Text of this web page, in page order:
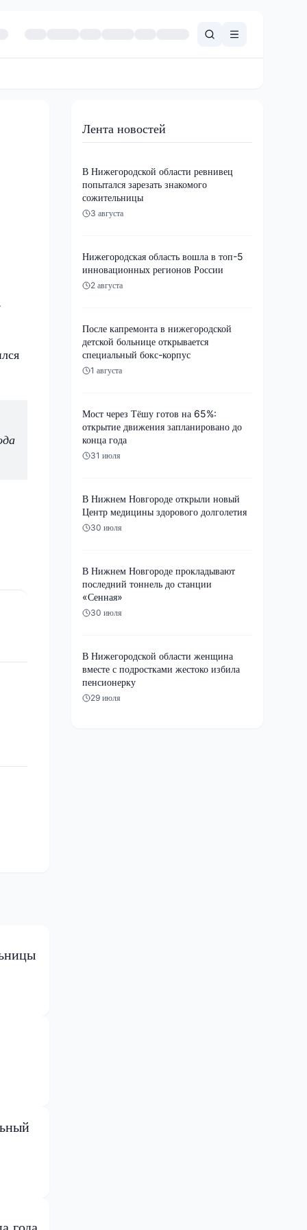
Лента новостей
В Нижегородской области ревнивец
попытался зарезать знакомого
сожительницы
3 августа
Нижегородская область вошла в топ-5
инновационных регионов России
2 августа
После капремонта в нижегородской
детской больнице открывается
специальный бокс-корпус
1 августа
Мост через Тёшу готов на 65%:
открытие движения запланировано до
конца года
31 июля
В Нижнем Новгороде открыли новый
Центр медицины здорового долголетия
30 июля
В Нижнем Новгороде прокладывают
последний тоннель до станции
«Сенная»
30 июля
В Нижегородской области женщина
вместе с подростками жестоко избила
пенсионерку
29 июля